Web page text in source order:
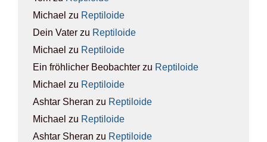
Michael zu Rep­ti­lo­ide
Dein Vater zu Rep­ti­lo­ide
Michael zu Rep­ti­lo­ide
Ein fröhlicher Beobachter zu Rep­ti­lo­ide
Michael zu Rep­ti­lo­ide
Ashtar Sheran zu Rep­ti­lo­ide
Michael zu Rep­ti­lo­ide
Ashtar Sheran zu Rep­ti­lo­ide